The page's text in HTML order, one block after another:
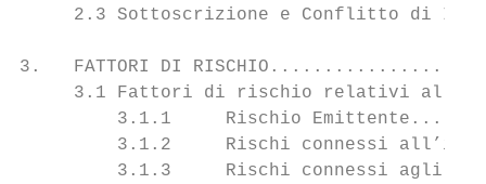
2.3 Sottoscrizione e Conflitto di
3.   FATTORI DI
3.1 Fattori di rischio relativi
3.1.1     Rischio
3.1.2     Rischi connessi
3.1.3     Rischi connessi agli